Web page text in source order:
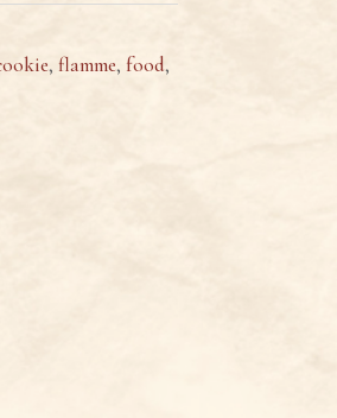
, flamme, food,